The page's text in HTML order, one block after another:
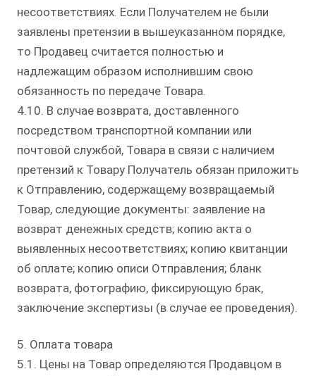
несоответствиях. Если Получателем не были
заявлены претензии в вышеуказанном порядке,
то Продавец считается полностью и
надлежащим образом исполнившим свою
обязанность по передаче Товара.
4.10. В случае возврата, доставленного
посредством транспортной компании или
почтовой службой, Товара в связи с наличием
претензий к Товару Получатель обязан приложить
к Отправлению, содержащему возвращаемый
Товар, следующие документы: заявление на
возврат денежных средств; копию акта о
выявленных несоответствиях; копию квитанции
об оплате; копию описи Отправления; бланк
возврата, фотографию, фиксирующую брак,
заключение экспертизы (в случае ее проведения).
5. Оплата товара
5.1. Цены на Товар определяются Продавцом в